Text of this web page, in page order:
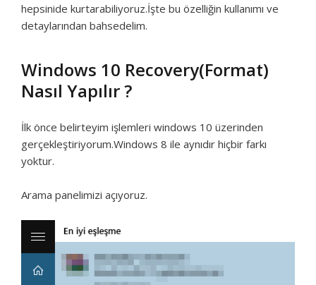
hepsinide kurtarabiliyoruz.İşte bu özelliğin kullanımı ve
detaylarından bahsedelim.
Windows 10 Recovery(Format)
Nasıl Yapılır ?
İlk önce belirteyim işlemleri windows 10 üzerinden
gerçekleştiriyorum.Windows 8 ile aynıdır hiçbir farkı
yoktur.
Arama panelimizi açıyoruz.